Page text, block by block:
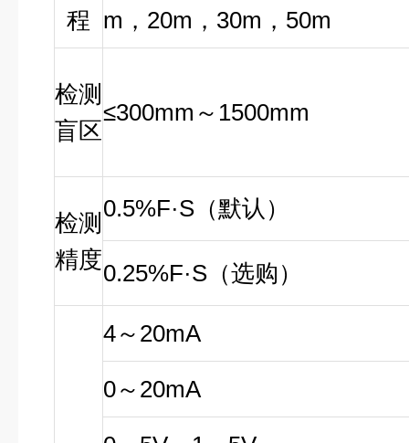
程 m，20m，30m，50m
检测
盲区
≤300mm～1500mm
检测
精度
0.5%F·S（默认）
0.25%F·S（选购）
4～20mA
0～20mA